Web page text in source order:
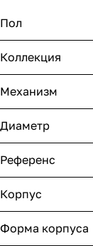
Пол
Коллекция
Механизм
Диаметр
Референс
Корпус
Форма корпуса